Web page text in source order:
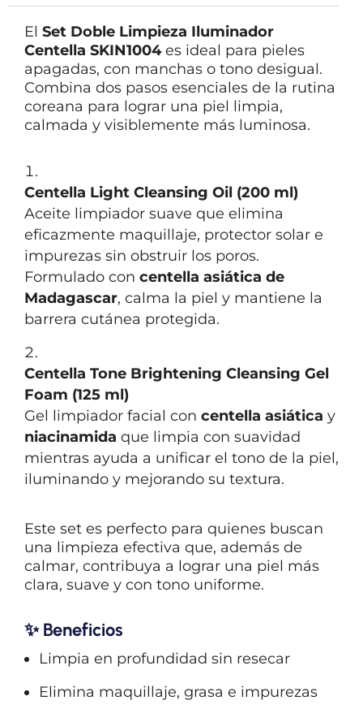
El Set Doble Limpieza Iluminador
Centella SKIN1004es ideal para pieles
apagadas, con manchas o tono desigual.
Combina dos pasos esenciales de la rutina
coreana para lograr una piel limpia,
calmada y visiblemente más luminosa.
Centella Light Cleansing Oil (200 ml)
Aceite limpiador suave que elimina
eficazmente maquillaje, protector solar e
impurezas sin obstruir los poros.
Formulado con centella asiática de
Madagascar, calma la piel y mantiene la
barrera cutánea protegida.
Centella Tone Brightening Cleansing Gel
Foam (125 ml)
Gel limpiador facial con centella asiática y
niacinamida que limpia con suavidad
mientras ayuda a unificar el tono de la piel,
iluminando y mejorando su textura.
Este set es perfecto para quienes buscan
una limpieza efectiva que, además de
calmar, contribuya a lograr una piel más
clara, suave y con tono uniforme.
✨Beneficios
Limpia en profundidad sin resecar
Elimina maquillaje, grasa e impurezas